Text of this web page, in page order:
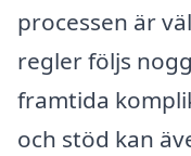
processen är
regler följs
framtida
och stöd kan